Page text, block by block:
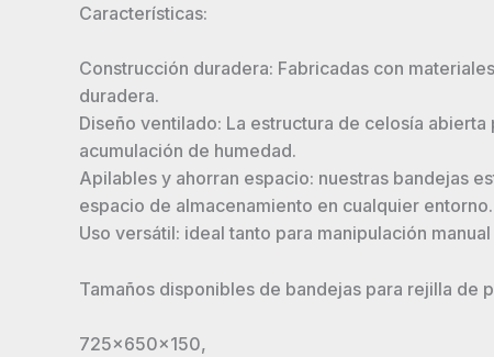
Características:
Construcción duradera: Fabricadas con
duradera.
Diseño ventilado: La estructura de celosía
acumulación de humedad.
Apilables y ahorran espacio: nuestras bandejas
espacio de almacenamiento en cualquier entorno.
Uso versátil: ideal tanto para manipulación
Tamaños disponibles de bandejas para rejilla de
725x650x150,